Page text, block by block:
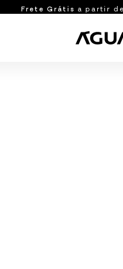
Frete Grátis a partir